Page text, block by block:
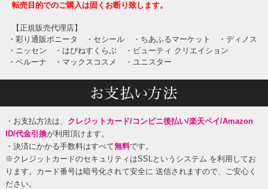
転売目的でのご購入は固くお断り致します。
【正規販売代理店】
・彩り通販ボニータ
・セシール ・ちあふるマーケット
・ディノス
・ニッセン
・はぴねすくらぶ
・ビューティ クリエイション
・ベルーナ
・マックスコスメ ・ユニスター
・お支払方法は、 クレジットカード/コンビニ後払い/楽天ペイ/Amazon
ID/代金引換が利用頂けます。
・決済にかかる手数料はすべて無料です。
※クレジットカードのセキュリティはSSLというシステム を利用してお
ります。カード番号は暗号化されて安全に 送信されますので、ご安心く
ださい。